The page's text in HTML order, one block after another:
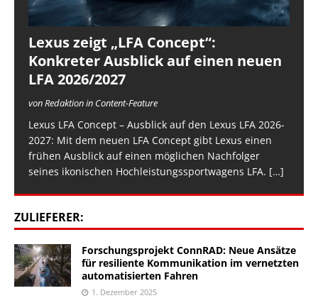
Lexus zeigt „LFA Concept“:
Konkreter Ausblick auf einen neuen
LFA 2026/2027
von Redaktion in Content-Feature
Lexus LFA Concept – Ausblick auf den Lexus LFA 2026-
2027: Mit dem neuen LFA Concept gibt Lexus einen
frühen Ausblick auf einen möglichen Nachfolger
seines ikonischen Hochleistungssportwagens LFA. […]
ZULIEFERER:
Forschungsprojekt ConnRAD: Neue Ansätze
für resiliente Kommunikation im vernetzten
automatisierten Fahren
1. Dezember 2025